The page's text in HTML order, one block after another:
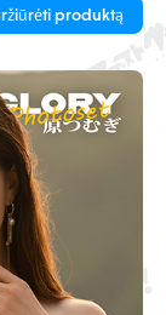
krūtinėje.produktą